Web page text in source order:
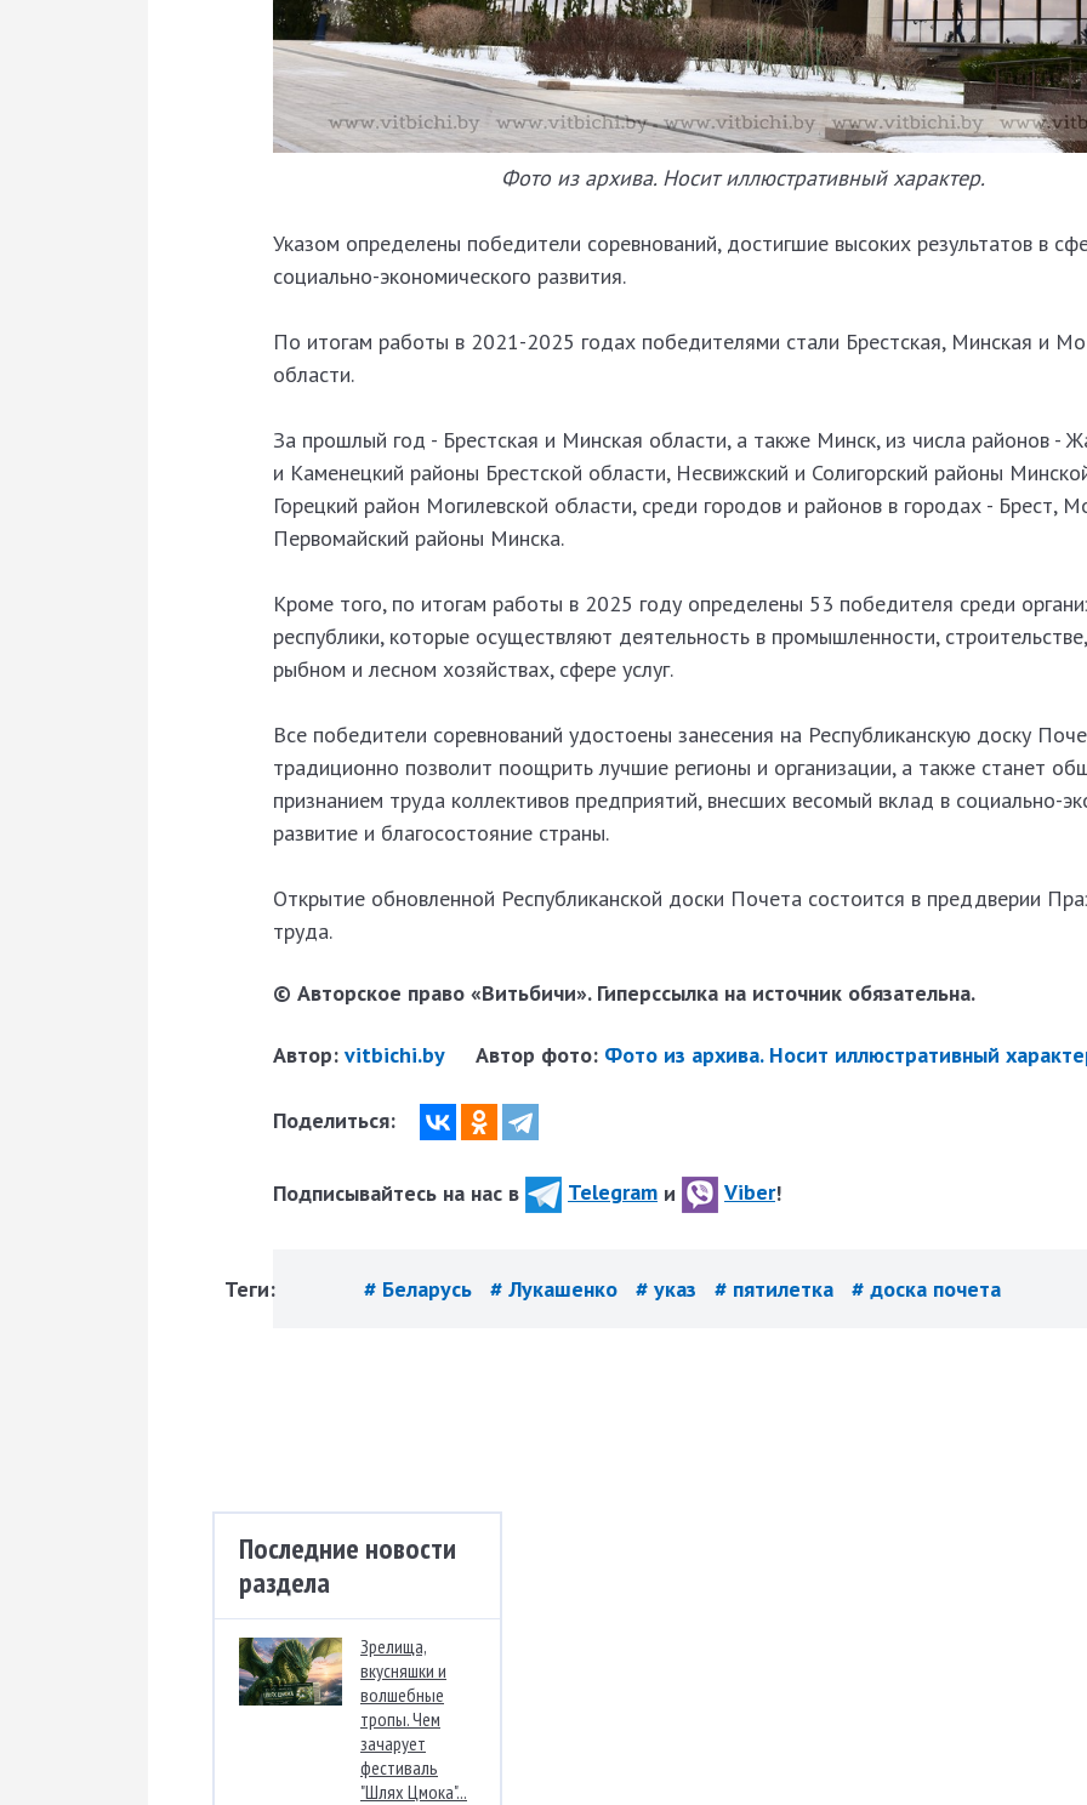
Фото из архива. Носит иллюстративный характер.
Указом определены победители соревнований, достигшие высоких результатов в
социально-экономического развития.
По итогам работы в 2021-2025 годах победителями стали Брестская, Минская и
области.
За прошлый год - Брестская и Минская области, а также Минск, из числа районов -
и Каменецкий районы Брестской области, Несвижский и Солигорский районы
Горецкий район Могилевской области, среди городов и районов в городах - Брест,
Первомайский районы Минска.
Кроме того, по итогам работы в 2025 году определены 53 победителя среди
республики, которые осуществляют деятельность в промышленности,
рыбном и лесном хозяйствах, сфере услуг.
Все победители соревнований удостоены занесения на Республиканскую доску
традиционно позволит поощрить лучшие регионы и организации, а также станет
признанием труда коллективов предприятий, внесших весомый вклад в социально-
развитие и благосостояние страны.
Открытие обновленной Республиканской доски Почета состоится в преддверии
труда.
© Авторское право «Витьбичи». Гиперссылка на источник обязательна.
Автор: vitbichi.by Автор фото: Фото из архива. Носит иллюстративный
Поделиться:
Подписывайтесь на нас в Telegram и Viber!
Теги: # Беларусь # Лукашенко # указ # пятилетка # доска почета
Последние новости
раздела
Зрелища,
вкусняшки и
волшебные
тропы. Чем
зачарует
фестиваль
"Шлях Цмока"...